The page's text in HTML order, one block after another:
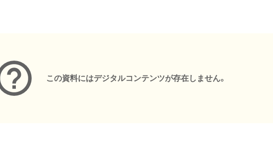
この資料にはデジタルコンテンツが存在しません。